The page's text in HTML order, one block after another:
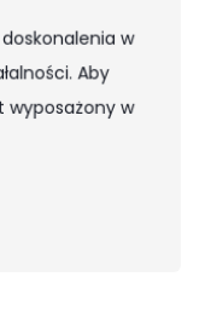
w
Aby
wyposażony w